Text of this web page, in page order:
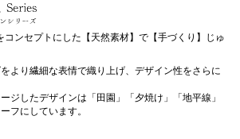
コンセプトにした【天然素材】で【手づくり】じゅ
より繊細な表情で織り上げ、デザイン性をさらに
ジしたデザインは「田園」「夕焼け」「地平線」
フにしています。